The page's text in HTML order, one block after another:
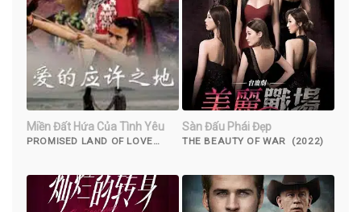
Miền Đất Hứa Của Tình Yêu
PROMISED LAND OF LOVE
Sàn Đấu Phái Đẹp
THE BEAUTY OF WAR (2022)